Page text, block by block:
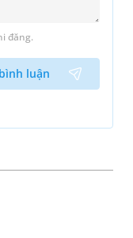
đăng.
luận